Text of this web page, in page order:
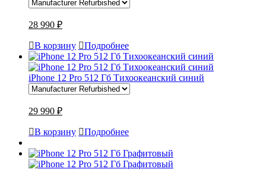
28 990 ₽
В корзину Подробнее
iPhone 12 Pro 512 Гб Тихоокеанский синий
29 990 ₽
В корзину Подробнее